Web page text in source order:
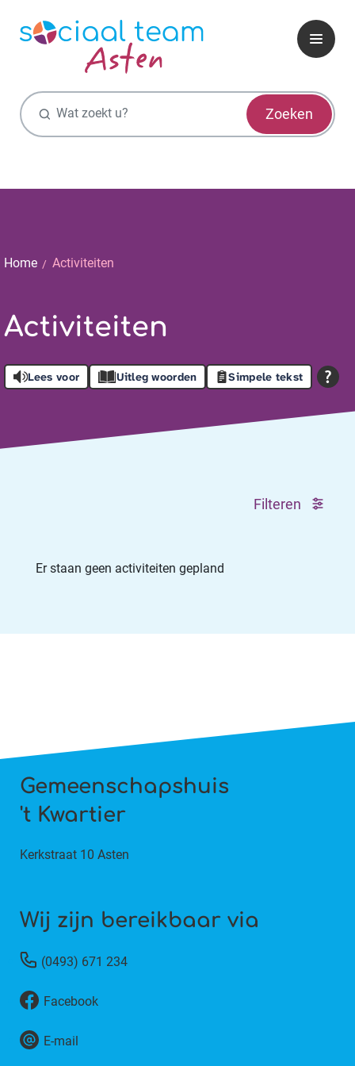
Zoekfunctie Zoeken
Home Activiteiten
Activiteiten
Lees voor Uitleg woorden Simpele tekst
Filteren
Er staan geen activiteiten gepland
Gemeenschapshuis
't Kwartier
Kerkstraat 10 Asten
Wij zijn bereikbaar via
(0493) 671 234
Facebook
E-mail